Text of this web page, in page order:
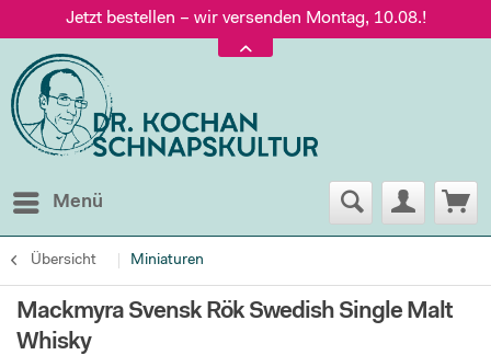
Jetzt bestellen – wir versenden Montag, 10.08.!
Versand nur 5,60 €, gratis ab 95 € Warenwert
Jetzt bestellen – wir versenden Montag, 10.08.!
Menü
Übersicht Miniaturen
Mackmyra Svensk Rök Swedish Single Malt
Whisky